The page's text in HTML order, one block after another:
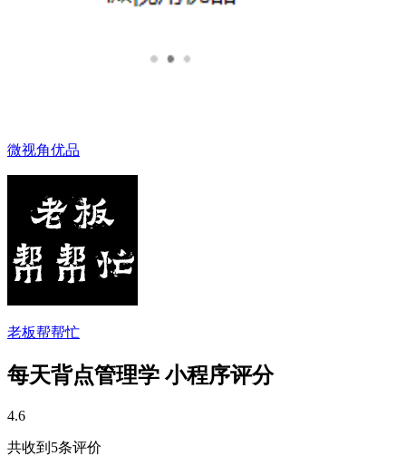
微视角优品
老板帮帮忙
每天背点管理学 小程序评分
4.6
共收到5条评价